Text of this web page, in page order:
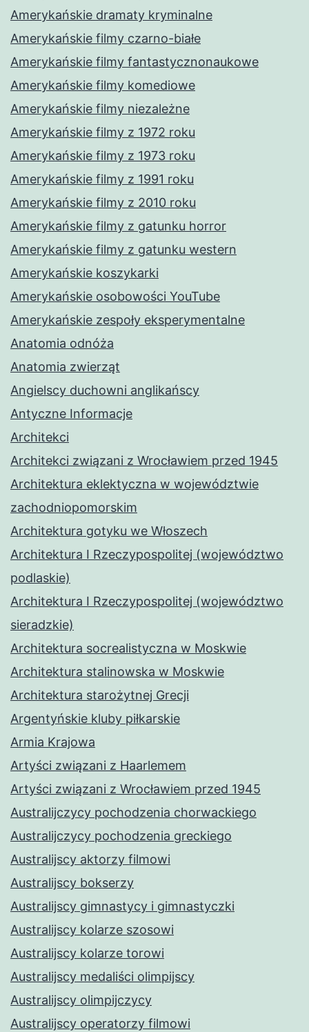
Amerykańskie dramaty kryminalne
Amerykańskie filmy czarno-białe
Amerykańskie filmy fantastycznonaukowe
Amerykańskie filmy komediowe
Amerykańskie filmy niezależne
Amerykańskie filmy z 1972 roku
Amerykańskie filmy z 1973 roku
Amerykańskie filmy z 1991 roku
Amerykańskie filmy z 2010 roku
Amerykańskie filmy z gatunku horror
Amerykańskie filmy z gatunku western
Amerykańskie koszykarki
Amerykańskie osobowości YouTube
Amerykańskie zespoły eksperymentalne
Anatomia odnóża
Anatomia zwierząt
Angielscy duchowni anglikańscy
Antyczne Informacje
Architekci
Architekci związani z Wrocławiem przed 1945
Architektura eklektyczna w województwie
zachodniopomorskim
Architektura gotyku we Włoszech
Architektura I Rzeczypospolitej (województwo
podlaskie)
Architektura I Rzeczypospolitej (województwo
sieradzkie)
Architektura socrealistyczna w Moskwie
Architektura stalinowska w Moskwie
Architektura starożytnej Grecji
Argentyńskie kluby piłkarskie
Armia Krajowa
Artyści związani z Haarlemem
Artyści związani z Wrocławiem przed 1945
Australijczycy pochodzenia chorwackiego
Australijczycy pochodzenia greckiego
Australijscy aktorzy filmowi
Australijscy bokserzy
Australijscy gimnastycy i gimnastyczki
Australijscy kolarze szosowi
Australijscy kolarze torowi
Australijscy medaliści olimpijscy
Australijscy olimpijczycy
Australijscy operatorzy filmowi